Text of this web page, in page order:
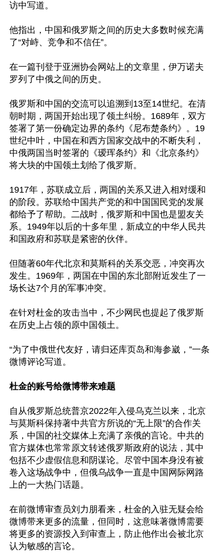
访中写道。
他指出，中国和俄罗斯之间的历史大多数时候充满
了“对峙、竞争和不信任”。
在一篇刊登于亚洲协会网站上的文章里，伊万诺夫
罗列了中俄之间的历史。
俄罗斯和中国的交流可以追溯到13至14世纪。在清
朝时期，两国开始出现了领土纠纷。1689年，双方
签署了第一份确定边界的条约《尼布楚条约》。19
世纪中叶，中国在和西方国家交战中的不断失利，
中俄两国当时签署的《瑷珲条约》和《北京条约》
将大块的中国领土划给了俄罗斯。
1917年，苏联成立后，两国的关系又进入相对缓和
的阶段。苏联给中国共产党的和中国国民党的发展
都给予了帮助。二战时，俄罗斯和中国也是盟友关
系。1949年以后的十多年里，新成立的中华人民共
和国政府和苏联是紧密的伙伴。
但随著60年代北京和莫斯科的关系交恶，冲突再次
发生。1969年，两国在中国的东北部附近发生了一
场长达7个月的军事冲突。
在针对杜金的攻击当中，不少网民也提起了俄罗斯
在历史上占领的原中国领土。
“为了中俄世代友好，请归还库页岛和海参崴，”一条
微博评论写道。
杜金的账号给微博带来难题
自从俄罗斯总统普京2022年入侵乌克兰以来，北京
与莫斯科保持著中共官方所说的“无上限”的合作关
系，中国的社交媒体上充满了亲俄的言论。中共的
官方媒体也常常原文转述俄罗斯政府的说法，其中
包括不少虚假信息和阴谋论。尽管中国本身没有被
卷入这场战争中，但俄乌战争一直是中国网际网路
上的一大热门话题。
在前微博审查员刘力朋看来，杜金的入驻无疑会给
微博带来更多的流量，但同时，这意味著微博需要
将更多的资源投入到审查上，防止他作出会被北京
认为敏感的言论。